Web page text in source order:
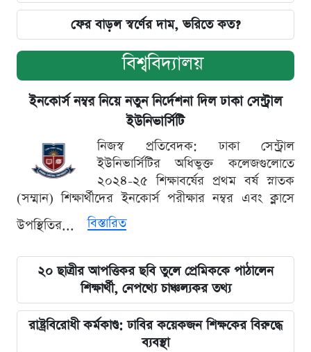
ফের বাড়ল স্বর্ণের দাম, ভরিতে কত?
বিশ্ববিদ্যালয়
ইনকোর্স নম্বর নিয়ে নতুন নির্দেশনা দিল ঢাকা সেন্ট্রাল
ইউনিভার্সিটি
নিজস্ব প্রতিবেদক: ঢাকা সেন্ট্রাল
ইউনিভার্সিটির অধিভুক্ত কলেজগুলোতে
২০২৪-২৫ শিক্ষাবর্ষের প্রথম বর্ষ স্নাতক
(সম্মান) শিক্ষার্থীদের ইনকোর্স পরীক্ষার নম্বর এবং ক্লাসে
উপস্থিতির...
বিস্তারিত
২০ ছাত্রীর আপত্তিকর ছবি তুলে প্রেমিককে পাঠালেন
শিক্ষার্থী, নেপথ্যে চাঞ্চল্যকর তথ্য
রাষ্ট্রবিরোধী কর্মকাণ্ড: ঢাবির কয়েকজন শিক্ষকের বিরুদ্ধে
ব্যবস্থা